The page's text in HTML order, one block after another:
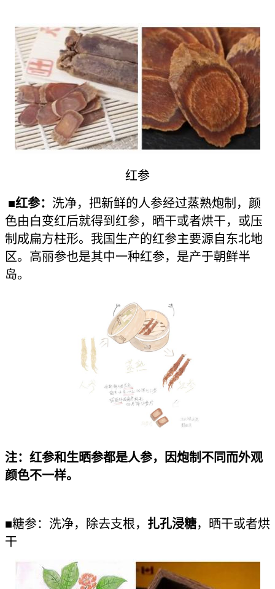
红参
■红参： 洗净，把新鲜的人参经过蒸熟炮制，颜
色由白变红后就得到红参，晒干或者烘干，或压
制成扁方柱形。我国生产的红参主要源自东北地
区。高丽参也是其中一种红参，是产于朝鲜半
岛。
注：红参和生晒参都是人参，因炮制不同而外观
颜色不一样。
■糖参：洗净，除去支根， 扎孔浸糖，晒干或者烘
干